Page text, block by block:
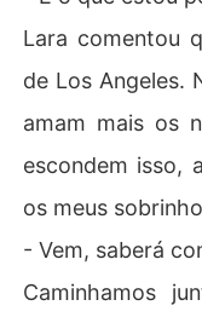
Lara comentou
de Los Angeles.
amam mais os
escondem isso,
os meus
- Vem, saberá
Caminhamos